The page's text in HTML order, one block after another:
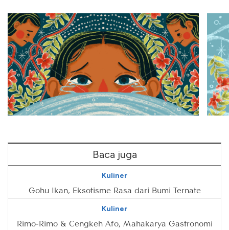
Baca juga
Kuliner
Gohu Ikan, Eksotisme Rasa dari Bumi Ternate
Kuliner
Rimo-Rimo & Cengkeh Afo, Mahakarya Gastronomi